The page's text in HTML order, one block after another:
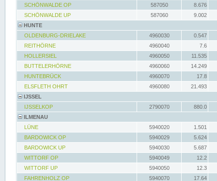
SCHÖNWALDE OP
587050
8.676
SCHÖNWALDE UP
587060
9.002
HUNTE
OLDENBURG-DRIELAKE
4960030
0.547
REITHÖRNE
4960040
7.6
HOLLERSIEL
4960050
11.535
BUTTELERHÖRNE
4960060
14.249
HUNTEBRÜCK
4960070
17.8
ELSFLETH OHRT
4960080
21.493
IJSSEL
IJSSELKOP
2790070
880.0
ILMENAU
LÜNE
5940020
1.501
BARDOWICK OP
5940029
5.624
BARDOWICK UP
5940030
5.687
WITTORF OP
5940049
12.2
WITTORF UP
5940050
12.3
FAHRENHOLZ OP
5940070
17.64